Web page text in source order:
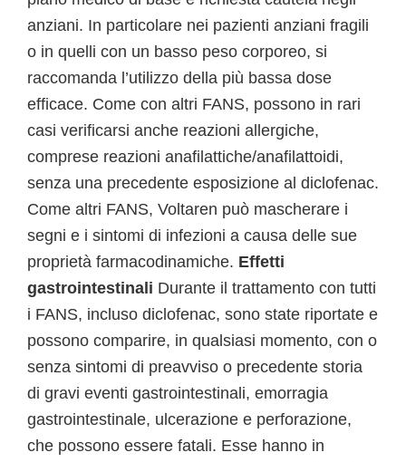
anziani. In particolare nei pazienti anziani fragili
o in quelli con un basso peso corporeo, si
raccomanda l’utilizzo della più bassa dose
efficace. Come con altri FANS, possono in rari
casi verificarsi anche reazioni allergiche,
comprese reazioni anafilattiche/anafilattoidi,
senza una precedente esposizione al diclofenac.
Come altri FANS, Voltaren può mascherare i
segni e i sintomi di infezioni a causa delle sue
proprietà farmacodinamiche. Effetti
gastrointestinali Durante il trattamento con tutti
i FANS, incluso diclofenac, sono state riportate e
possono comparire, in qualsiasi momento, con o
senza sintomi di preavviso o precedente storia
di gravi eventi gastrointestinali, emorragia
gastrointestinale, ulcerazione e perforazione,
che possono essere fatali. Esse hanno in